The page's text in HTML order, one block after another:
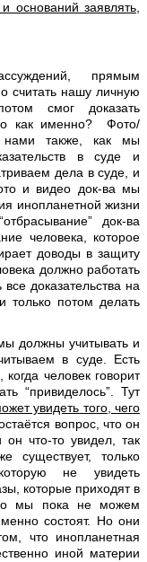
оснований заявлять,
прямым
считать нашу личную
смог доказать
как именно? Фото/
нами также, как мы
в суде и
дела в суде, и
и видео док-ва мы
инопланетной жизни
док-ва
человека, которое
доводы в защиту
должно работать
доказательства на
только потом делать
должны учитывать и
в суде. Есть
человек говорит
“привиделось”. Тут
увидеть того, чего
вопрос, что он
что-то увидел, так
существует, только
не увидеть
которые приходят в
мы пока не можем
состоят. Но они
что инопланетная
иной материи